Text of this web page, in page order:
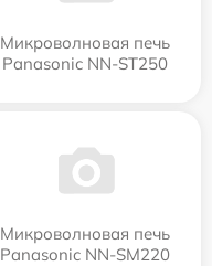
Микроволновая печь
Panasonic NN-ST250
Микроволновая печь
Panasonic NN-SM220